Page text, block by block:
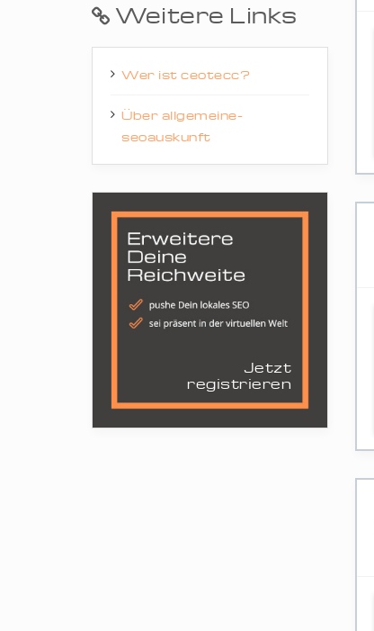
Weitere Links
Wer ist ceotecc?
Über allgemeine-
seoauskunft
Jetzt
registrieren